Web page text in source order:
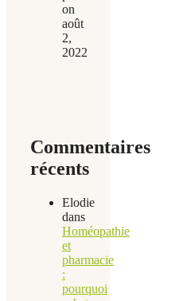
on
août
2,
2022
Commentaires
récents
Elodie
dans
Homéopathie
et
pharmacie
:
pourquoi